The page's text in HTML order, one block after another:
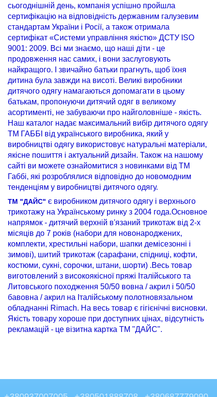
сьогоднішній день, компанія успішно пройшла
сертифікацію на відповідність державним галузевим
стандартам України і Росії, а також отримала
сертифікат «Системи управління якістю» ДСТУ ISO
9001: 2009. Всі ми знаємо, що наші діти - це
продовження нас самих, і вони заслуговують
найкращого. І звичайно батьки прагнуть, щоб їхня
дитина була завжди на висоті. Великі виробники
дитячого одягу намагаються допомагати в цьому
батькам, пропонуючи дитячий одяг в великому
асортименті, не забуваючи про найголовніше - якість.
Наш каталог надає максимальний вибір дитячого одягу
ТМ ГАББІ від українського виробника, який у
виробництві одягу використовує натуральні матеріали,
якісне пошиття і актуальний дизайн. Також на нашому
сайті ви можете ознайомитися з новинками від ТМ
Габбі, які розроблялися відповідно до новомодним
тенденціям у виробництві дитячого одягу.
ТМ "ДАЙС" є виробником дитячого одягу і верхнього
трикотажу на Українському ринку з 2004 года.Основное
напрямок - дитячий верхній в'язаний трикотаж від 2-х
місяців до 7 років (набори для новонароджених,
комплекти, хрестильні набори, шапки демісезонні і
зимові), шитий трикотаж (сарафани, спідниці, кофти,
костюми, сукні, сорочки, штани, шорти) .Весь товар
виготовлений з високоякісної пряжі Італійського та
Литовського походження 50/50 вовна / акрил і 50/50
бавовна / акрил на Італійському полотновязальном
обладнанні Rimach. На весь товар є гігієнічні висновки.
Якість товару хороше при доступних цінах, відсутність
рекламацій - це візитна картка ТМ "ДАЙС".